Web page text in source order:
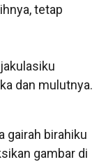
tetap
dan mulutnya.
gairah birahiku
gambar di